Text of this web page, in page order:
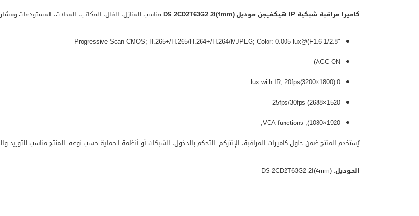
كاميرا مراقبة شبكية IP هيكفيجن موديل DS-2CD2T63G2-2I(4mm) مناسب للمنازل، الفلل، المكاتب، المحلات، المستودعات
1/2.8″ Progressive Scan CMOS; H.265+/H.265/H.264+/H.264/MJPEG; Color: 0.005 lux@(F1.6
AGC ON)
0 lux with IR; 20fps(3200×1800)
25fps/30fps (2688×1520
1920×1080); VCA functions;
يُستخدم المنتج ضمن حلول كاميرات المراقبة، الإنتركم، التحكم بالدخول، الشبكات أو أنظمة الحماية حسب نوعه. المنتج مناسب للتوريد
الموديل: